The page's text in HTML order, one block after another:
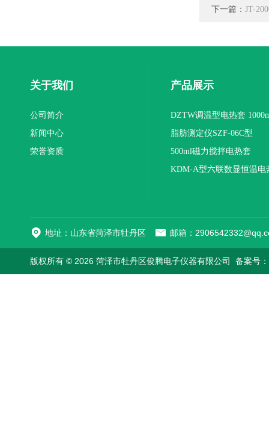
下一篇： JT-
关于我们
公司简介
新闻中心
荣誉资质
产品展示
DZTW调温型电热套
联
脂肪测定仪SZF-06C型
500ml磁力搅拌电热套
KDM-A型六联数显恒温电
地址：山东省菏泽市牡丹区 邮箱：
版权所有 © 2026 菏泽市牡丹区俊腾电子仪器有限公司 备案号